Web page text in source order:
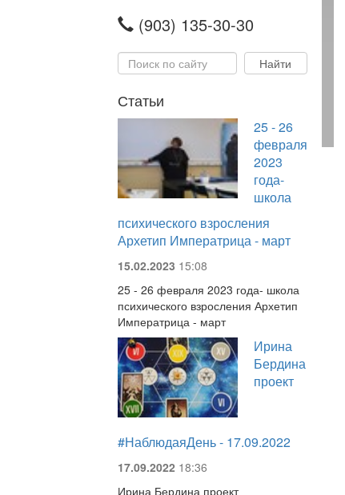
(903) 135-30-30
Статьи
25 - 26
февраля
2023
года-
школа
психического взросления
Архетип Императрица - март
15.02.2023 15:08
25 - 26 февраля 2023 года- школа
психического взросления Архетип
Императрица - март
Ирина
Бердина
проект
#НаблюдаяДень - 17.09.2022
17.09.2022 18:36
Ирина Бердина проект